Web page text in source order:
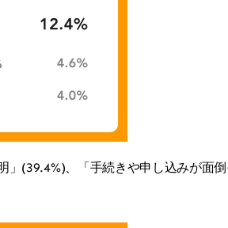
(39.4%)、「手続きや申し込みが面